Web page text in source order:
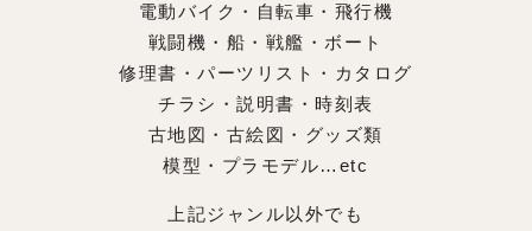
電動バイク・自転車・飛行機
戦闘機・船・戦艦・ボート
修理書・パーツリスト・カタログ
チラシ・説明書・時刻表
古地図・古絵図・グッズ類
模型・プラモデル…etc
上記ジャンル以外でも